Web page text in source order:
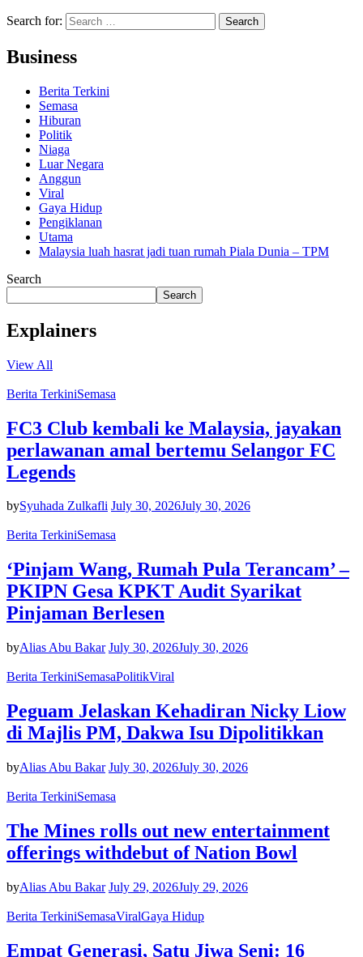
Search for:
Business
Berita Terkini
Semasa
Hiburan
Politik
Niaga
Luar Negara
Anggun
Viral
Gaya Hidup
Pengiklanan
Utama
Malaysia luah hasrat jadi tuan rumah Piala Dunia – TPM
Search
Search
Explainers
View All
Berita TerkiniSemasa
FC3 Club kembali ke Malaysia, jayakan
perlawanan amal bertemu Selangor FC
Legends
bySyuhada Zulkafli July 30, 2026July 30, 2026
Berita TerkiniSemasa
‘Pinjam Wang, Rumah Pula Terancam’ –
PKIPN Gesa KPKT Audit Syarikat
Pinjaman Berlesen
byAlias Abu Bakar July 30, 2026July 30, 2026
Berita TerkiniSemasaPolitikViral
Peguam Jelaskan Kehadiran Nicky Liow
di Majlis PM, Dakwa Isu Dipolitikkan
byAlias Abu Bakar July 30, 2026July 30, 2026
Berita TerkiniSemasa
The Mines rolls out new entertainment
offerings withdebut of Nation Bowl
byAlias Abu Bakar July 29, 2026July 29, 2026
Berita TerkiniSemasaViralGaya Hidup
Empat Generasi, Satu Jiwa Seni: 16